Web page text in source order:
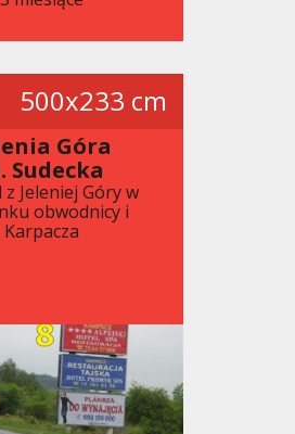
500x233 cm
Góra
Sudecka
z Jeleniej Góry w
obwodnicy i
Karpacza